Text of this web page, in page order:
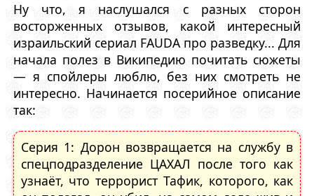
Ну что, я наслушался с разных сторон
восторженных отзывов, какой интересный
израильский сериал FAUDA про разведку... Для
начала полез в Википедию почитать сюжеты
— я спойлеры люблю, без них смотреть не
интересно. Начинается посерийное описание
так:
Серия 1: Дорон возвращается на службу в
спецподразделение ЦАХАЛ после того как
узнаёт, что террорист Тафик, которого, как